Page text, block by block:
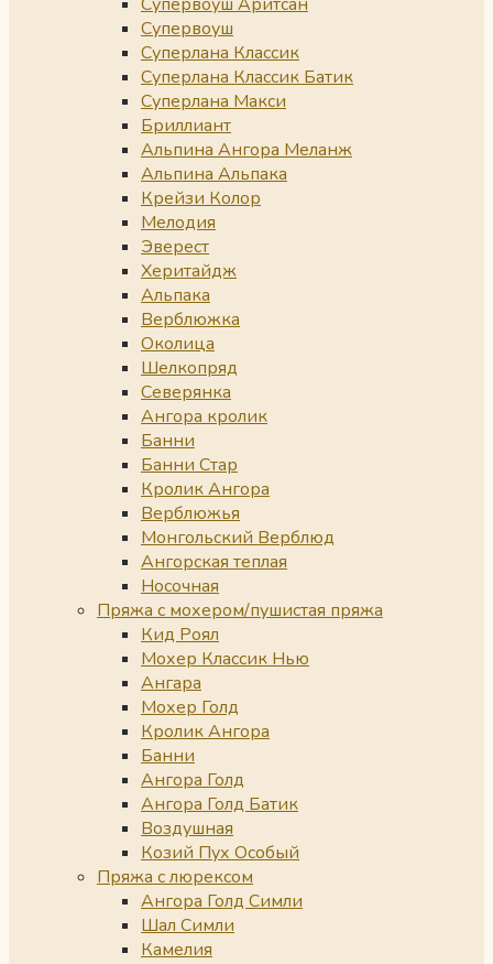
Супервоуш
Суперлана Классик
Суперлана Классик Батик
Суперлана Макси
Бриллиант
Альпина Ангора Меланж
Альпина Альпака
Крейзи Колор
Мелодия
Эверест
Херитайдж
Альпака
Верблюжка
Околица
Шелкопряд
Северянка
Ангора кролик
Банни
Банни Стар
Кролик Ангора
Верблюжья
Монгольский Верблюд
Ангорская теплая
Носочная
Пряжа с мохером/пушистая пряжа
Кид Роял
Мохер Классик Нью
Ангара
Мохер Голд
Кролик Ангора
Банни
Ангора Голд
Ангора Голд Батик
Воздушная
Козий Пух Особый
Пряжа с люрексом
Ангора Голд Симли
Шал Симли
Камелия